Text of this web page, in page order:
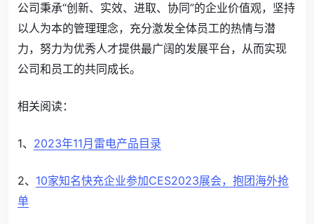
公司秉承“创新、实效、进取、协同”的企业价值观，坚持
以人为本的管理理念，充分激发全体员工的热情与潜
力，努力为优秀人才提供最广阔的发展平台，从而实现
公司和员工的共同成长。
相关阅读：
1、 2023年11月雷电产品目录
2、 10家知名快充企业参加CES2023展会，抱团海外抢
单